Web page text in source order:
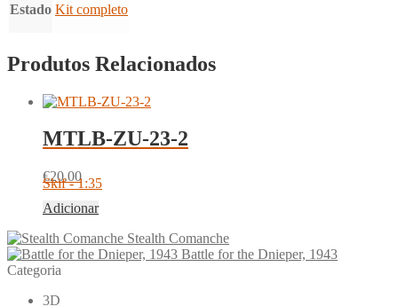
Estado Kit completo
Produtos Relacionados
MTLB-ZU-23-2
€20.00
Skif - 1:35
Adicionar
Stealth Comanche
Battle for the Dnieper, 1943
Categoria
3D